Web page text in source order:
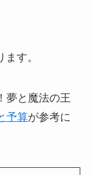
す。
夢と魔法の王
予算が参考に